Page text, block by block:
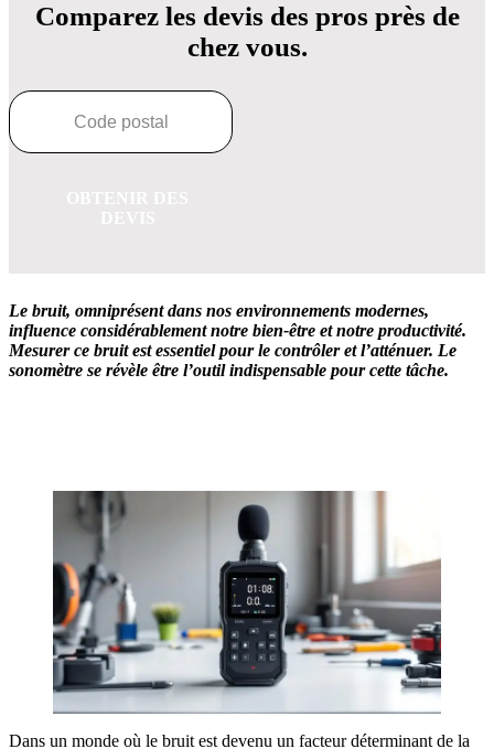
Comparez les devis des pros près de
chez vous.
Le bruit, omniprésent dans nos environnements modernes,
influence considérablement notre bien-être et notre productivité.
Mesurer ce bruit est essentiel pour le contrôler et l’atténuer. Le
sonomètre se révèle être l’outil indispensable pour cette tâche.
Dans un monde où le bruit est devenu un facteur déterminant de la